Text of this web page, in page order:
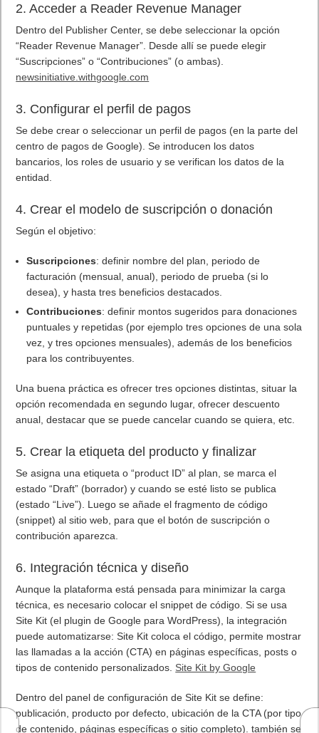
2. Acceder a Reader Revenue Manager
Dentro del Publisher Center, se debe seleccionar la opción
“Reader Revenue Manager”. Desde allí se puede elegir
“Suscripciones” o “Contribuciones” (o ambas).
newsinitiative.withgoogle.com
3. Configurar el perfil de pagos
Se debe crear o seleccionar un perfil de pagos (en la parte del
centro de pagos de Google). Se introducen los datos
bancarios, los roles de usuario y se verifican los datos de la
entidad.
4. Crear el modelo de suscripción o donación
Según el objetivo:
Suscripciones: definir nombre del plan, periodo de
facturación (mensual, anual), periodo de prueba (si lo
desea), y hasta tres beneficios destacados.
Contribuciones: definir montos sugeridos para donaciones
puntuales y repetidas (por ejemplo tres opciones de una sola
vez, y tres opciones mensuales), además de los beneficios
para los contribuyentes.
Una buena práctica es ofrecer tres opciones distintas, situar la
opción recomendada en segundo lugar, ofrecer descuento
anual, destacar que se puede cancelar cuando se quiera, etc.
5. Crear la etiqueta del producto y finalizar
Se asigna una etiqueta o “product ID” al plan, se marca el
estado “Draft” (borrador) y cuando se esté listo se publica
(estado “Live”). Luego se añade el fragmento de código
(snippet) al sitio web, para que el botón de suscripción o
contribución aparezca.
6. Integración técnica y diseño
Aunque la plataforma está pensada para minimizar la carga
técnica, es necesario colocar el snippet de código. Si se usa
Site Kit (el plugin de Google para WordPress), la integración
puede automatizarse: Site Kit coloca el código, permite mostrar
las llamadas a la acción (CTA) en páginas específicas, posts o
tipos de contenido personalizados. Site Kit by Google
Dentro del panel de configuración de Site Kit se define:
publicación, producto por defecto, ubicación de la CTA (por tipo
de contenido, páginas específicas o sitio completo). también se